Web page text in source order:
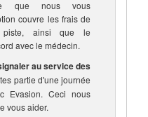
que nous vous
couvre les frais de
piste, ainsi que le
avec le médecin.
au service des
partie d'une journée
Evasion. Ceci nous
vous aider.